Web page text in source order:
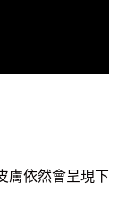
膚依然會呈現下